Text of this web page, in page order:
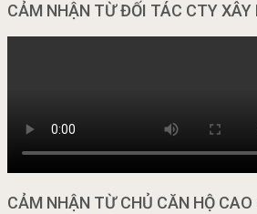
CẢM NHẬN TỪ ĐỐI TÁC CTY XÂY
CẢM NHẬN TỪ CHỦ CĂN HỘ CAO